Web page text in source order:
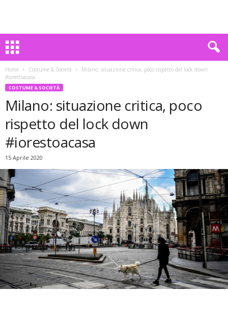
Home Costume & Società
Milano: situazione critica, poco rispetto del lock down
#iorestoacasa
COSTUME & SOCIETÀ
Milano: situazione critica, poco
rispetto del lock down
#iorestoacasa
15 Aprile 2020